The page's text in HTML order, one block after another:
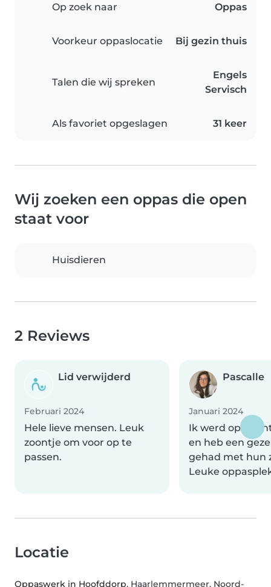
Op zoek naar Oppas
Voorkeur oppaslocatie Bij gezin thuis
Talen die wij spreken
Engels
Servisch
Als favoriet opgeslagen 31 keer
Wij zoeken een oppas die open
staat voor
Huisdieren
2 Reviews
Lid verwijderd
Februari 2024
Hele lieve mensen. Leuk
zoontje om voor op te
passen.
Pascalle
Januari 2024
Ik werd open
en heb een
gehad met hun
Leuke
Locatie
Oppaswerk in Hoofddorp, Haarlemmermeer, Noord-